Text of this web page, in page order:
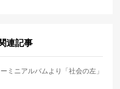
連記事
ミニアルバムより「社会の左」